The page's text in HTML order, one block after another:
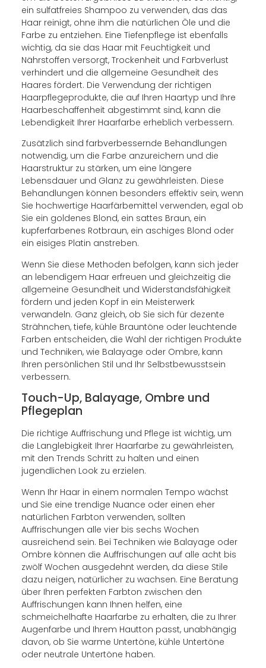
ein sulfatfreies Shampoo zu verwenden, das das
Haar reinigt, ohne ihm die natürlichen Öle und die
Farbe zu entziehen. Eine Tiefenpflege ist ebenfalls
wichtig, da sie das Haar mit Feuchtigkeit und
Nährstoffen versorgt, Trockenheit und Farbverlust
verhindert und die allgemeine Gesundheit des
Haares fördert. Die Verwendung der richtigen
Haarpflegeprodukte, die auf Ihren Haartyp und Ihre
Haarbeschaffenheit abgestimmt sind, kann die
Lebendigkeit Ihrer Haarfarbe erheblich verbessern.
Zusätzlich sind farbverbessernde Behandlungen
notwendig, um die Farbe anzureichern und die
Haarstruktur zu stärken, um eine längere
Lebensdauer und Glanz zu gewährleisten. Diese
Behandlungen können besonders effektiv sein, wenn
Sie hochwertige Haarfärbemittel verwenden, egal ob
Sie ein goldenes Blond, ein sattes Braun, ein
kupferfarbenes Rotbraun, ein aschiges Blond oder
ein eisiges Platin anstreben.
Wenn Sie diese Methoden befolgen, kann sich jeder
an lebendigem Haar erfreuen und gleichzeitig die
allgemeine Gesundheit und Widerstandsfähigkeit
fördern und jeden Kopf in ein Meisterwerk
verwandeln. Ganz gleich, ob Sie sich für dezente
Strähnchen, tiefe, kühle Brauntöne oder leuchtende
Farben entscheiden, die Wahl der richtigen Produkte
und Techniken, wie Balayage oder Ombre, kann
Ihren persönlichen Stil und Ihr Selbstbewusstsein
verbessern.
Touch-Up, Balayage, Ombre und
Pflegeplan
Die richtige Auffrischung und Pflege ist wichtig, um
die Langlebigkeit Ihrer Haarfarbe zu gewährleisten,
mit den Trends Schritt zu halten und einen
jugendlichen Look zu erzielen.
Wenn Ihr Haar in einem normalen Tempo wächst
und Sie eine trendige Nuance oder einen eher
natürlichen Farbton verwenden, sollten
Auffrischungen alle vier bis sechs Wochen
ausreichend sein. Bei Techniken wie Balayage oder
Ombre können die Auffrischungen auf alle acht bis
zwölf Wochen ausgedehnt werden, da diese Stile
dazu neigen, natürlicher zu wachsen. Eine Beratung
über Ihren perfekten Farbton zwischen den
Auffrischungen kann Ihnen helfen, eine
schmeichelhafte Haarfarbe zu erhalten, die zu Ihrer
Augenfarbe und Ihrem Hautton passt, unabhängig
davon, ob Sie warme Untertöne, kühle Untertöne
oder neutrale Untertöne haben.